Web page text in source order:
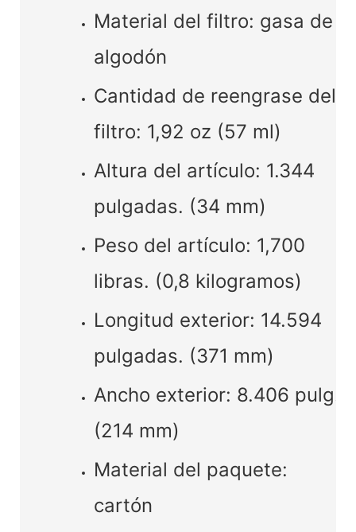
Material del filtro: gasa de
algodón
Cantidad de reengrase del
filtro: 1,92 oz (57 ml)
Altura del artículo: 1.344
pulgadas. (34 mm)
Peso del artículo: 1,700
libras. (0,8 kilogramos)
Longitud exterior: 14.594
pulgadas. (371 mm)
Ancho exterior: 8.406 pulg.
(214 mm)
Material del paquete:
cartón